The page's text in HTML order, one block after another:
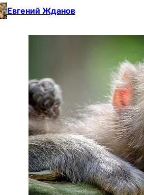
Евгений Жданов